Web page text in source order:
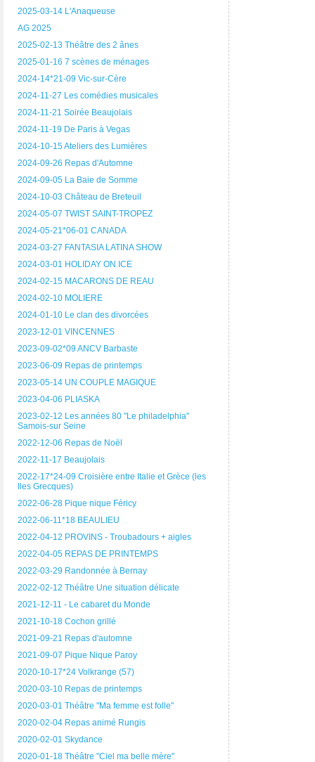
2025-03-14 L'Anaqueuse
AG 2025
2025-02-13 Théâtre des 2 ânes
2025-01-16 7 scènes de ménages
2024-14*21-09 Vic-sur-Cère
2024-11-27 Les comédies musicales
2024-11-21 Soirée Beaujolais
2024-11-19 De Paris à Vegas
2024-10-15 Ateliers des Lumières
2024-09-26 Repas d'Automne
2024-09-05 La Baie de Somme
2024-10-03 Château de Breteuil
2024-05-07 TWIST SAINT-TROPEZ
2024-05-21*06-01 CANADA
2024-03-27 FANTASIA LATINA SHOW
2024-03-01 HOLIDAY ON ICE
2024-02-15 MACARONS DE REAU
2024-02-10 MOLIERE
2024-01-10 Le clan des divorcées
2023-12-01 VINCENNES
2023-09-02*09 ANCV Barbaste
2023-06-09 Repas de printemps
2023-05-14 UN COUPLE MAGIQUE
2023-04-06 PLIASKA
2023-02-12 Les années 80 "Le philadelphia"
Samois-sur Seine
2022-12-06 Repas de Noël
2022-11-17 Beaujolais
2022-17*24-09 Croisière entre Italie et Grèce (les
Iles Grecques)
2022-06-28 Pique nique Féricy
2022-06-11*18 BEAULIEU
2022-04-12 PROVINS - Troubadours + aigles
2022-04-05 REPAS DE PRINTEMPS
2022-03-29 Randonnée à Bernay
2022-02-12 Théâtre Une situation délicate
2021-12-11 - Le cabaret du Monde
2021-10-18 Cochon grillé
2021-09-21 Repas d'automne
2021-09-07 Pique Nique Paroy
2020-10-17*24 Volkrange (57)
2020-03-10 Repas de printemps
2020-03-01 Théâtre "Ma femme est folle"
2020-02-04 Repas animé Rungis
2020-02-01 Skydance
2020-01-18 Théâtre "Ciel ma belle mère"